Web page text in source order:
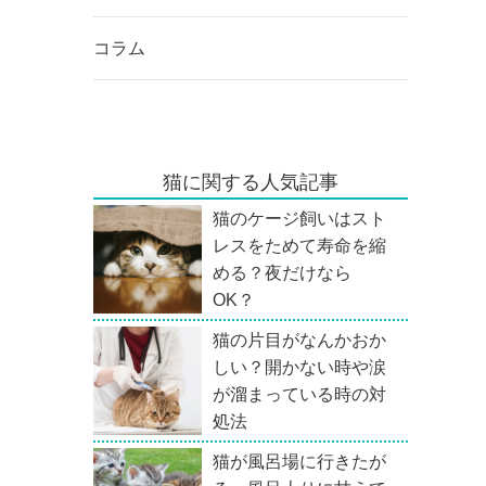
コラム
猫に関する人気記事
猫のケージ飼いはスト
レスをためて寿命を縮
める？夜だけなら
OK？
猫の片目がなんかおか
しい？開かない時や涙
が溜まっている時の対
処法
猫が風呂場に行きたが